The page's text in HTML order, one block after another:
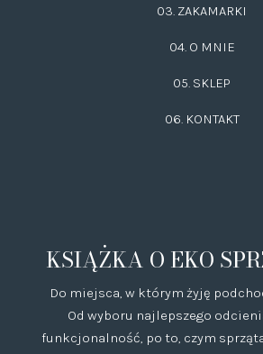
03. ZAKAMARKI
04. O MNIE
05. SKLEP
06. KONTAKT
KSIĄŻKA O EKO
Do miejsca, w którym żyję
Od wyboru najlepszego
funkcjonalność, po to, czym